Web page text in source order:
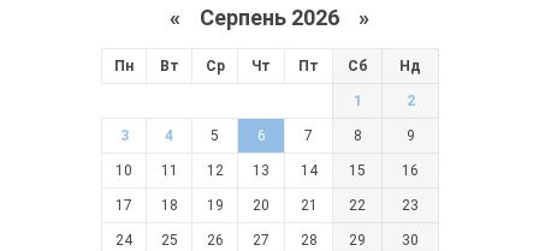
« Серпень 2026 »
Пн Вт Ср Чт Пт Сб Нд
1 2
3 4 5 6 7 8 9
10 11 12 13 14 15 16
17 18 19 20 21 22 23
24 25 26 27 28 29 30